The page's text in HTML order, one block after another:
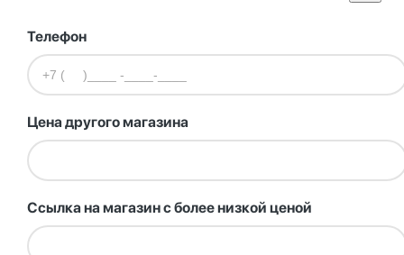
Телефон
Цена другого магазина
Ссылка на магазин с более низкой ценой